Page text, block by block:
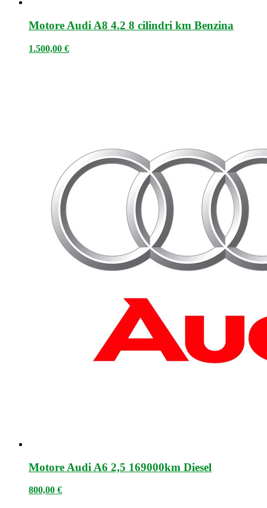
Motore Audi A8 4.2 8 cilindri km Benzina
1.500,00 €
Motore Audi A6 2,5 169000km Diesel
800,00 €